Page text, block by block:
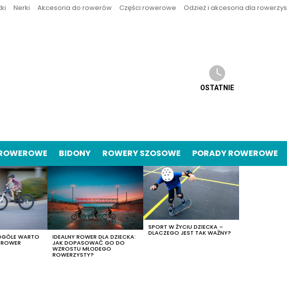
Nerki Akcesoria do rowerów Części rowerowe Odzież i akcesoria dla
OSTATNIE
BIDONY ROWERY SZOSOWE PORADY ROWEROWE
WARTO IDEALNY ROWER DLA DZIECKA:
JAK DOPASOWAĆ GO DO
WZROSTU MŁODEGO
ROWERZYSTY?
SPORT W ŻYCIU DZIECKA –
DLACZEGO JEST TAK WAŻNY?